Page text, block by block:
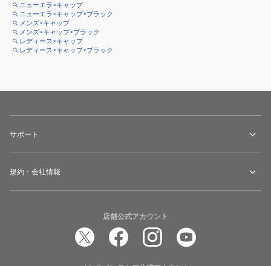
ニューエラ×キャップ
ニューエラ×キャップ×ブラック
メンズ×キャップ
メンズ×キャップ×ブラック
レディース×キャップ
レディース×キャップ×ブラック
サポート
規約・会社情報
店舗公式アカウント